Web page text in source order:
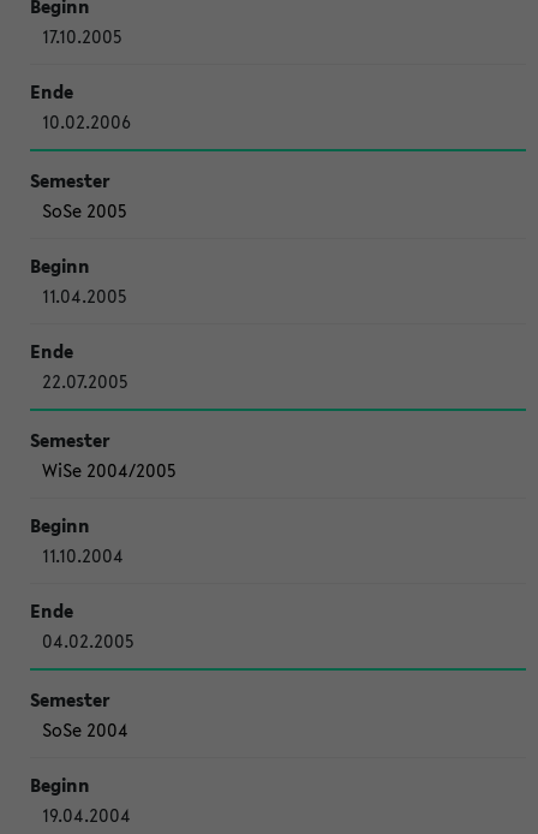
17.10.2005
10.02.2006
SoSe 2005
11.04.2005
22.07.2005
WiSe 2004/2005
11.10.2004
04.02.2005
SoSe 2004
19.04.2004